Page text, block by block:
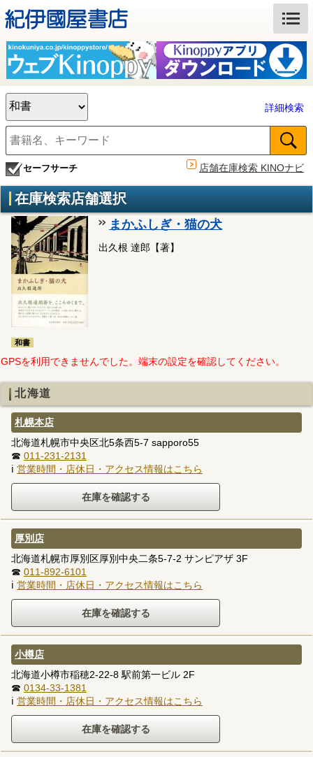
詳細検索
セーフサーチ 店舗在庫検索 KINOナビ
在庫検索店舗選択
和書
まかふしぎ・猫の犬
出久根 達郎【著】
GPSを利用できませんでした。端末の設定を確認してください。
北海道
札幌本店
北海道札幌市中央区北5条西5-7 sapporo55
☎ 011-231-2131
ℹ 営業時間・店休日・アクセス情報はこちら
厚別店
北海道札幌市厚別区厚別中央二条5-7-2 サンピアザ 3F
☎ 011-892-6101
ℹ 営業時間・店休日・アクセス情報はこちら
小樽店
北海道小樽市稲穂2-22-8 駅前第一ビル 2F
☎ 0134-33-1381
ℹ 営業時間・店休日・アクセス情報はこちら